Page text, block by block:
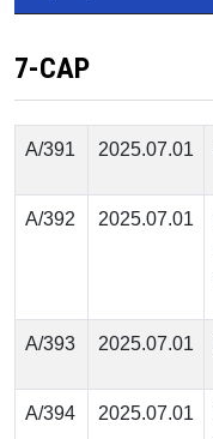
7-САР
А/391 2025.07.01
А/392 2025.07.01
А/393 2025.07.01
А/394 2025.07.01